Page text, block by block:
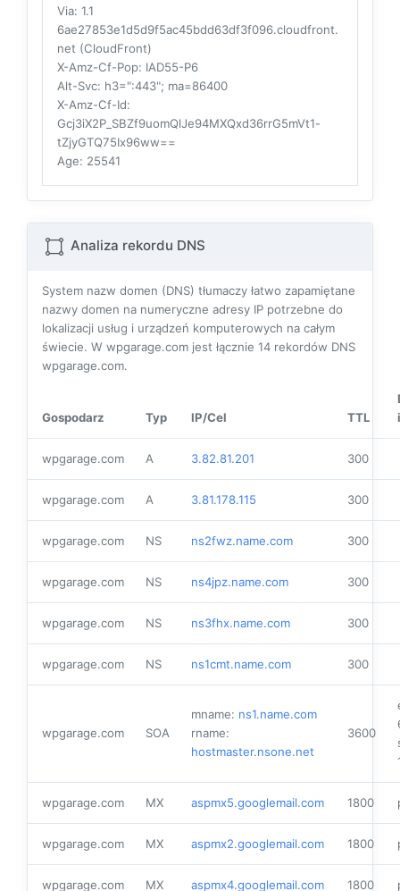
Via: 1.1
6ae27853e1d5d9f5ac45bdd63df3f096.cloudfront.
net (CloudFront)
X-Amz-Cf-Pop: IAD55-P6
Alt-Svc: h3=":443"; ma=86400
X-Amz-Cf-Id:
Gcj3iX2P_SBZf9uomQlJe94MXQxd36rrG5mVt1-
tZjyGTQ75Ix96ww==
Age: 25541
Analiza rekordu DNS
System nazw domen (DNS) tłumaczy łatwo zapamiętane
nazwy domen na numeryczne adresy IP potrzebne do
lokalizacji usług i urządzeń komputerowych na całym
świecie. W wpgarage.com jest łącznie 14 rekordów DNS
wpgarage.com.
Gospodarz Typ IP/Cel TTL
wpgarage.com A 3.82.81.201 300
wpgarage.com A 3.81.178.115 300
wpgarage.com NS ns2fwz.name.com 300
wpgarage.com NS ns4jpz.name.com 300
wpgarage.com NS ns3fhx.name.com 300
wpgarage.com NS ns1cmt.name.com 300
wpgarage.com SOA
mname: ns1.name.com
rname:
hostmaster.nsone.net
3600
wpgarage.com MX aspmx5.googlemail.com 1800
wpgarage.com MX aspmx2.googlemail.com 1800
wpgarage.com MX aspmx4.googlemail.com 1800